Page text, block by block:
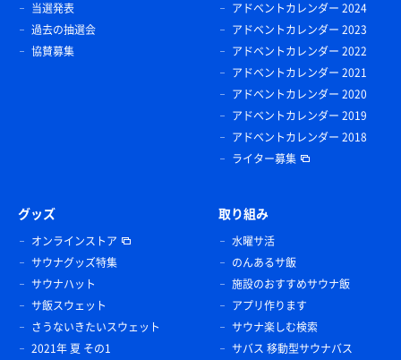
当選発表
過去の抽選会
協賛募集
アドベントカレンダー 2024
アドベントカレンダー 2023
アドベントカレンダー 2022
アドベントカレンダー 2021
アドベントカレンダー 2020
アドベントカレンダー 2019
アドベントカレンダー 2018
ライター募集
グッズ
オンラインストア
サウナグッズ特集
サウナハット
サ飯スウェット
さうないきたいスウェット
2021年 夏 その1
取り組み
水曜サ活
のんあるサ飯
施設のおすすめサウナ飯
アプリ作ります
サウナ楽しむ検索
サバス 移動型サウナバス